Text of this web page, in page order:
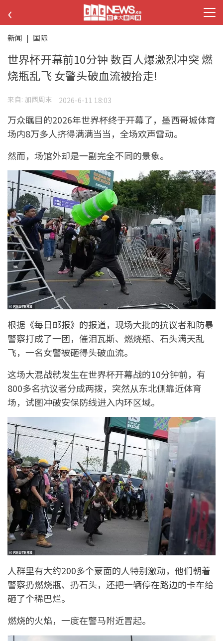
‹
新闻 | 国际
世界杯开幕前10分钟 数百人爆激烈冲突 燃
烧瓶乱飞 女警头破血流被抬走!
来自: 加西周末 2026-6-11 18:03
万众瞩目的2026年世界杯终于开幕了，墨西哥城体育
场内8万多人挤得满满当当，全场欢声雷动。
然而，场馆外却是一副完全不同的景象。
根据《每日邮报》的报道，现场大批的抗议者和防暴
警察打成了一团，催泪瓦斯、燃烧瓶、石头满天乱
飞，一名女警被砸得头破血流。
这场大混战就发生在世界杯开幕战的10分钟前，有
800多名抗议者分成两拨，突然从东北侧靠近体育
场，试图冲破安保防线进入内环区域。
人群里有大约200多个蒙面的人特别激动，他们朝着
警察扔燃烧瓶、扔石头，还把一辆停在路边的卡车给
砸了个稀巴烂。
燃烧的火焰，一度在警马附近冒起。